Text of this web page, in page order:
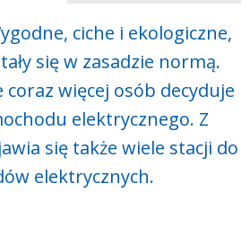
ciche i ekologiczne,
się w zasadzie normą.
coraz więcej osób decyduje
elektrycznego. Z
się także wiele stacji do
elektrycznych.